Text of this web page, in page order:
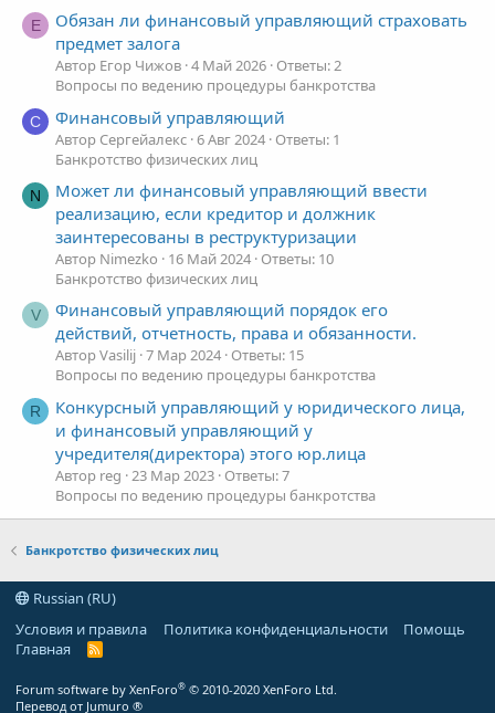
Е
Обязан ли финансовый управляющий страховать
предмет залога
Автор Егор Чижов 4 Май 2026 Ответы: 2
Вопросы по ведению процедуры банкротства
С Финансовый управляющий
Автор Сергейалекс 6 Авг 2024 Ответы: 1
Банкротство физических лиц
N
Может ли финансовый управляющий ввести
реализацию, если кредитор и должник
заинтересованы в реструктуризации
Автор Nimezko 16 Май 2024 Ответы: 10
Банкротство физических лиц
V
Финансовый управляющий порядок его
действий, отчетность, права и обязанности.
Автор Vasilij 7 Мар 2024 Ответы: 15
Вопросы по ведению процедуры банкротства
R
Конкурсный управляющий у юридического лица,
и финансовый управляющий у
учредителя(директора) этого юр.лица
Автор reg 23 Мар 2023 Ответы: 7
Вопросы по ведению процедуры банкротства
Банкротство физических лиц
Russian (RU)
Условия и правила
Политика конфиденциальности
Помощь
Главная
R
Forum software by XenForo® © 2010-2020 XenForo Ltd.
Перевод от Jumuro ®